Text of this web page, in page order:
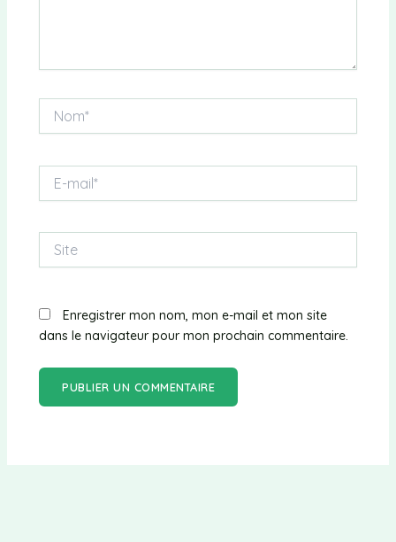
mail*
Enregistrer mon nom, mon e-mail et mon site
dans le navigateur pour mon prochain commentaire.